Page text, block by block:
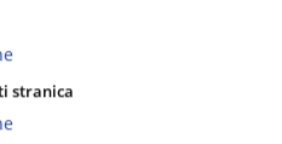
za zaštitu ličnih
stranica